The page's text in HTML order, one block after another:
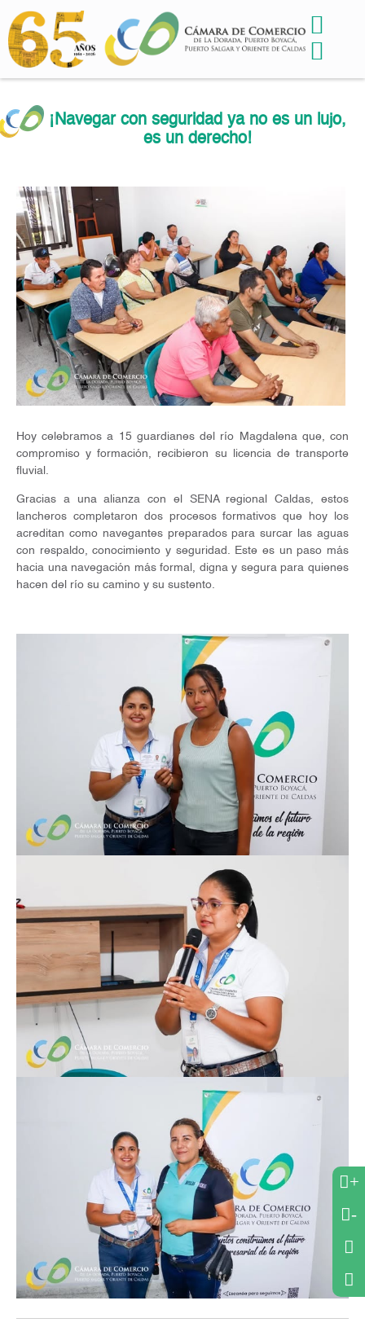
¡Navegar con seguridad ya no es un lujo,
es un derecho!
Hoy celebramos a 15 guardianes del río Magdalena que, con
compromiso y formación, recibieron su licencia de transporte
fluvial.
Gracias a una alianza con el SENA regional Caldas, estos
lancheros completaron dos procesos formativos que hoy los
acreditan como navegantes preparados para surcar las aguas
con respaldo, conocimiento y seguridad. Este es un paso más
hacia una navegación más formal, digna y segura para quienes
hacen del río su camino y su sustento.
+
-